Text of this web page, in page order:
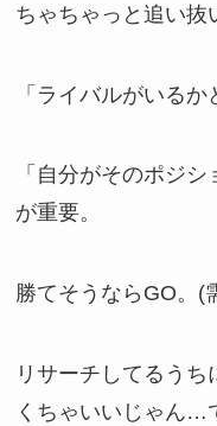
ちゃちゃっと追い抜
「ライバルがいる
「自分がそのポジ
が重要。
勝てそうならGO。(
リサーチしてるう
くちゃいいじゃん…